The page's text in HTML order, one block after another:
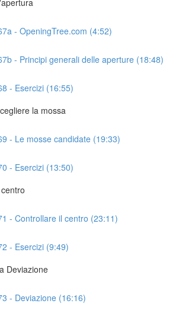
- OpeningTree.com (4:52)
- Principi generali delle aperture (18:48)
- Esercizi (16:55)
la mossa
- Le mosse candidate (19:33)
- Esercizi (13:50)
- Controllare il centro (23:11)
- Esercizi (9:49)
Deviazione
- Deviazione (16:16)